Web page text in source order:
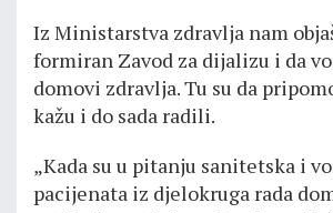
Iz Ministarstva zdravlja nam
formiran Zavod za dijalizu i da
domovi zdravlja. Tu su da
kažu i do sada radili.
„Kada su u pitanju sanitetska i
pacijenata iz djelokruga rada